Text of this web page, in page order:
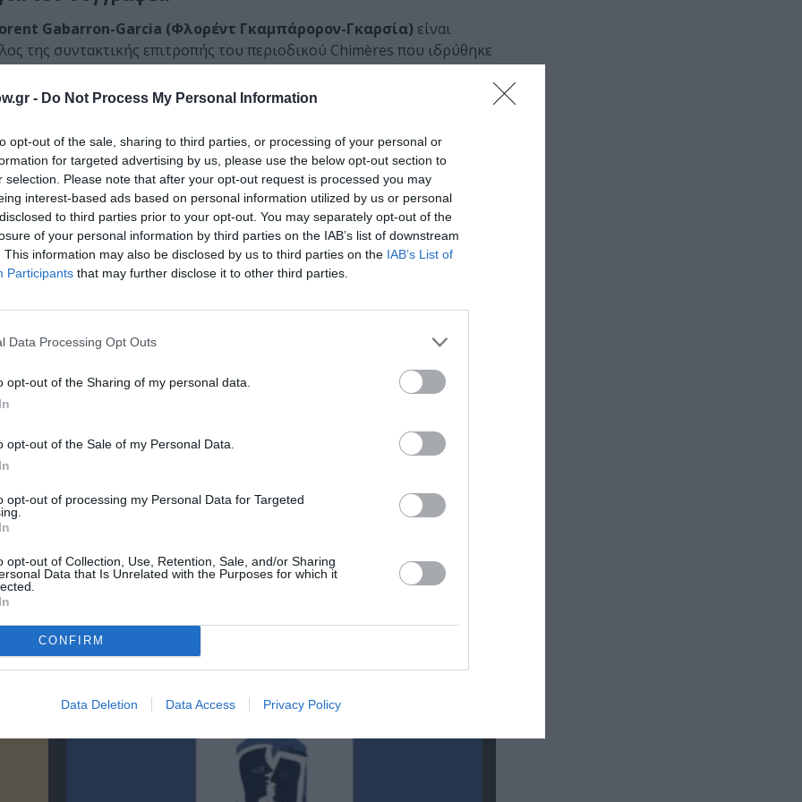
- Do Not Process My Personal Information
opt-out of the sale, sharing to third parties, or processing of your personal or
for targeted advertising by us, please use the below opt-out section to
selection. Please note that after your opt-out request is processed you may
interest-based ads based on personal information utilized by us or personal
to third parties prior to your opt-out. You may separately opt-out of the
of your personal information by third parties on the IAB’s list of downstream
This information may also be disclosed by us to third parties on the IAB’s List of
Participants that may further disclose it to other third parties.
Data Processing Opt Outs
opt-out of the Sharing of my personal data.
opt-out of the Sale of my Personal Data.
opt-out of processing my Personal Data for Targeted
opt-out of Collection, Use, Retention, Sale, and/or Sharing
Data that Is Unrelated with the Purposes for which it
CONFIRM
Data Deletion Data Access Privacy Policy
Gabarron-Garcia (Φλορέντ Γκαμπάρορον-Γκαρσία) είναι
της συντακτικής επιτροπής του περιοδικού Chimères που ιδρύθηκε
κλινική της Λα Μπορντ, εργάζεται εδώ και δέκα χρόνια στον χώρο
248, ISBN: 978-618-86767-9-4 | Μετάφραση: Ελένη Καραφύλλη, Κίμων
πρώτοι όλες τις ειδήσεις
στο
Δες εδώ!❯
και τον Πολιτισμό!
το Culturenow.gr
Άρθρα